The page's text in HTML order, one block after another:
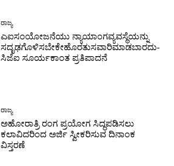
ರಾಜ್ಯ
ಎಐಸಂಯೋಜನೆಯು ನ್ಯಾಯಾಂಗವ್ಯವಸ್ಥೆಯನ್ನು
ಸದೃಢಗೊಳಿಸಬೇಕೇಹೊರತುಸವಾರಿಮಾಡಬಾರದು-
ಸಿಜೆಐ ಸೂರ್ಯಕಾಂತ ಪ್ರತಿಪಾದನೆ
ರಾಜ್ಯ
ಅಹೋರಾತ್ರಿ ರಂಗ ಪ್ರಯೋಗ ಸಿದ್ಧಪಡಿಸಲು
ಕಲಾವಿದರಿಂದ ಅರ್ಜಿ ಸ್ವೀಕರಿಸುವ ದಿನಾಂಕ
ವಿಸ್ತರಣೆ